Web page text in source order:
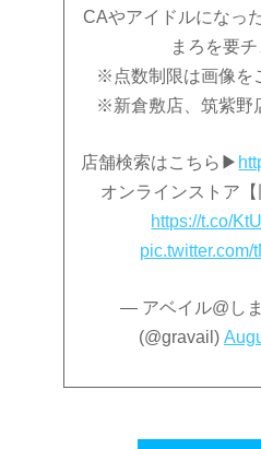
CAやアイドルになっ
まろを要
※点数制限は画像を
※新倉敷店、筑紫野
店舗検索はこちら▶
オンラインストア
https://t.co/
pic.twitter.com/
— アベイル@し
(@gravail)